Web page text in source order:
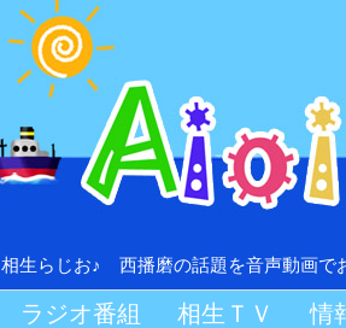
相生らじお♪ 西播磨の話題を音声動画で
ラジオ番組 相生ＴＶ 情